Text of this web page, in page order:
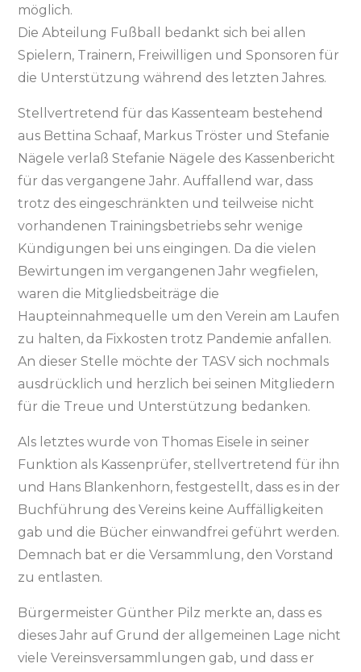
möglich.
Die Abteilung Fußball bedankt sich bei allen
Spielern, Trainern, Freiwilligen und Sponsoren für
die Unterstützung während des letzten Jahres.
Stellvertretend für das Kassenteam bestehend
aus Bettina Schaaf, Markus Tröster und Stefanie
Nägele verlaß Stefanie Nägele des Kassenbericht
für das vergangene Jahr. Auffallend war, dass
trotz des eingeschränkten und teilweise nicht
vorhandenen Trainingsbetriebs sehr wenige
Kündigungen bei uns eingingen. Da die vielen
Bewirtungen im vergangenen Jahr wegfielen,
waren die Mitgliedsbeiträge die
Haupteinnahmequelle um den Verein am Laufen
zu halten, da Fixkosten trotz Pandemie anfallen.
An dieser Stelle möchte der TASV sich nochmals
ausdrücklich und herzlich bei seinen Mitgliedern
für die Treue und Unterstützung bedanken.
Als letztes wurde von Thomas Eisele in seiner
Funktion als Kassenprüfer, stellvertretend für ihn
und Hans Blankenhorn, festgestellt, dass es in der
Buchführung des Vereins keine Auffälligkeiten
gab und die Bücher einwandfrei geführt werden.
Demnach bat er die Versammlung, den Vorstand
zu entlasten.
Bürgermeister Günther Pilz merkte an, dass es
dieses Jahr auf Grund der allgemeinen Lage nicht
viele Vereinsversammlungen gab, und dass er